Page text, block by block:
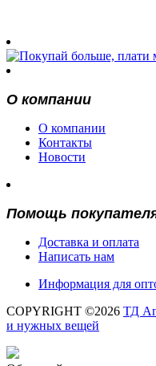
О компании
О компании
Контакты
Новости
Помощь
Доставка и оплата
Написать нам
Информация для
COPYRIGHT ©2026 ТД
и нужных вещей